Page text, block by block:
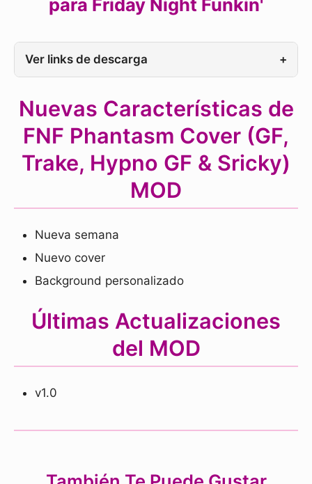
para Friday Night Funkin'
Ver links de descarga +
Nuevas Características de
FNF Phantasm Cover (GF,
Trake, Hypno GF & Sricky)
MOD
Nueva semana
Nuevo cover
Background personalizado
Últimas Actualizaciones
del MOD
v1.0